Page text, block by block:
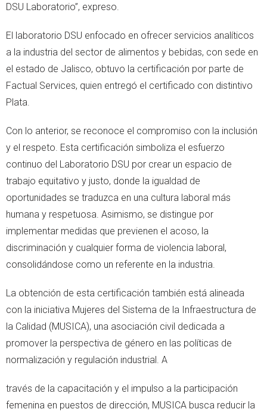
DSU Laboratorio”, expreso.
El laboratorio DSU enfocado en ofrecer servicios analíticos
a la industria del sector de alimentos y bebidas, con sede en
el estado de Jalisco, obtuvo la certificación por parte de
Factual Services, quien entregó el certificado con distintivo
Plata.
Con lo anterior, se reconoce el compromiso con la inclusión
y el respeto. Esta certificación simboliza el esfuerzo
continuo del Laboratorio DSU por crear un espacio de
trabajo equitativo y justo, donde la igualdad de
oportunidades se traduzca en una cultura laboral más
humana y respetuosa. Asimismo, se distingue por
implementar medidas que previenen el acoso, la
discriminación y cualquier forma de violencia laboral,
consolidándose como un referente en la industria.
La obtención de esta certificación también está alineada
con la iniciativa Mujeres del Sistema de la Infraestructura de
la Calidad (MUSICA), una asociación civil dedicada a
promover la perspectiva de género en las políticas de
normalización y regulación industrial. A
través de la capacitación y el impulso a la participación
femenina en puestos de dirección, MUSICA busca reducir la